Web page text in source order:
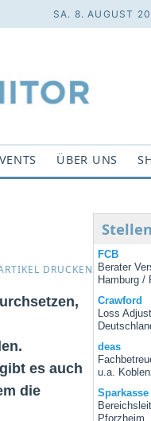
SA. 8. AUGUST
ÜBER UNS
DRUCKEN
es auch
die
FCB
Berater
Hamburg /
Crawford
Loss
deas
u.a.
Sparkasse
Pforzheim